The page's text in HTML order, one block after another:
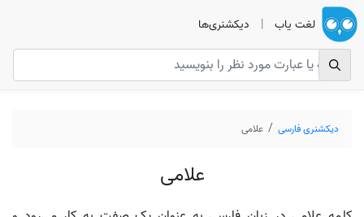
لغت یاب | دیکشنری‌ها
دیکشنری فارسی علامی
علامی